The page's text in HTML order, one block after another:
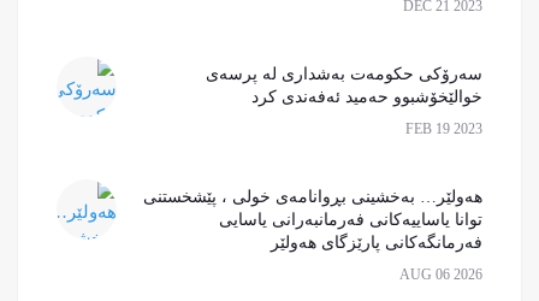
DEC 21 2023
سەرۆکی حکومەت بەشداری لە پرسەی
خوالێخۆشبوو حەمید ئەفەندی کرد
FEB 19 2023
هەولێر… بەخشینی بڕوانامەی خولی ، پێشخستنی
توانا یاساییەکانی فەرمانبەرانی یاسایی
فەرمانگەکانی پارێزگای هەولێر
AUG 06 2026